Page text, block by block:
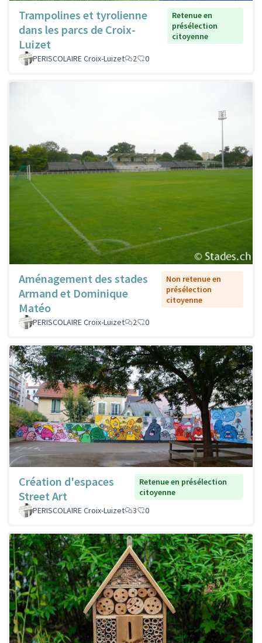
Trampolines et tyrolienne
dans les parcs de Croix-
Luizet
Retenue en
présélection
citoyenne
PERISCOLAIRE Croix-Luizet 2 0
Aménagement des stades
Armand et Dominique
Matéo
Non retenue en
présélection
citoyenne
PERISCOLAIRE Croix-Luizet 2 0
Création d'espaces
Street Art
Retenue en présélection
citoyenne
PERISCOLAIRE Croix-Luizet
3 0